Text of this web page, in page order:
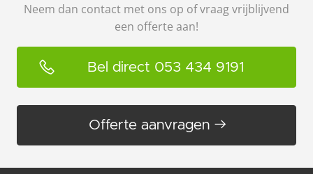
Neem dan contact met ons op of vraag vrijblijvend
een offerte aan!
Bel direct 053 434 9191
Offerte aanvragen